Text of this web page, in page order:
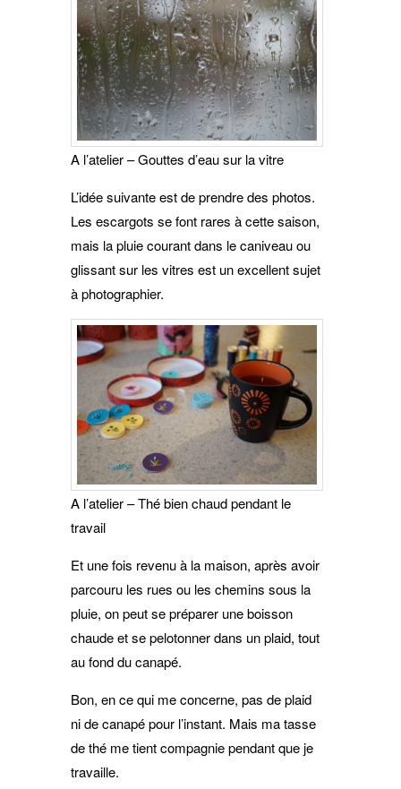
A l’atelier – Gouttes d’eau sur la vitre
L’idée suivante est de prendre des photos.
Les escargots se font rares à cette saison,
mais la pluie courant dans le caniveau ou
glissant sur les vitres est un excellent sujet
à photographier.
A l’atelier – Thé bien chaud pendant le
travail
Et une fois revenu à la maison, après avoir
parcouru les rues ou les chemins sous la
pluie, on peut se préparer une boisson
chaude et se pelotonner dans un plaid, tout
au fond du canapé.
Bon, en ce qui me concerne, pas de plaid
ni de canapé pour l’instant. Mais ma tasse
de thé me tient compagnie pendant que je
travaille.